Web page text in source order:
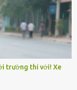
lúc đó mới chỉ 17 tuổi.
đã biết làm ruộng,
tả về đi học. Người
mà hiền, sau này
Lan và Hương – ba
này như hoa mai nở
đất màu, mà nhà
đỗ Đại học Bách
trường thi với! Xe